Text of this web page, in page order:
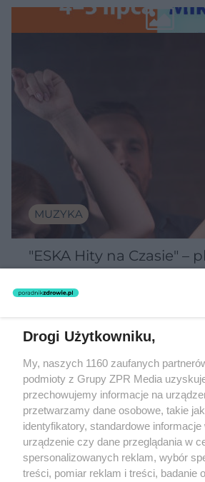
Wawelu
MUZYKA
"ESKA Hity na Czasie" –
Drogi Użytkowniku,
My, naszych 1160 zaufanych
podmioty z Grupy ZPR Media
przechowujemy informacje na
przetwarzamy dane osobowe, takie
identyfikatory, standardowe informacje
urządzenie czy dane przeglądania w
spersonalizowanych reklam, wybór
treści, pomiar reklam i treści, badanie